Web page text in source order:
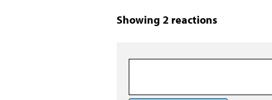
Showing 2 reactions